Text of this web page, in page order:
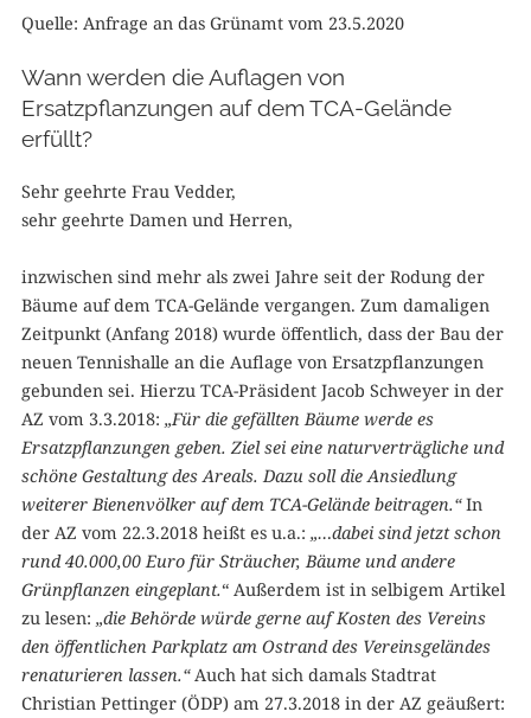
Quelle: Anfrage an das Grünamt vom 23.5.2020
Wann werden die Auflagen von
Ersatzpflanzungen auf dem TCA-Gelände
erfüllt?
Sehr geehrte Frau Vedder,
sehr geehrte Damen und Herren,
inzwischen sind mehr als zwei Jahre seit der Rodung der
Bäume auf dem TCA-Gelände vergangen. Zum damaligen
Zeitpunkt (Anfang 2018) wurde öffentlich, dass der Bau der
neuen Tennishalle an die Auflage von Ersatzpflanzungen
gebunden sei. Hierzu TCA-Präsident Jacob Schweyer in der
AZ vom 3.3.2018: „Für die gefällten Bäume werde es
Ersatzpflanzungen geben. Ziel sei eine naturverträgliche und
schöne Gestaltung des Areals. Dazu soll die Ansiedlung
weiterer Bienenvölker auf dem TCA-Gelände beitragen.“In
der AZ vom 22.3.2018 heißt es u.a.: „…dabei sind jetzt schon
rund 40.000,00 Euro für Sträucher, Bäume und andere
Grünpflanzen eingeplant.“ Außerdem ist in selbigem Artikel
zu lesen: „die Behörde würde gerne auf Kosten des Vereins
den öffentlichen Parkplatz am Ostrand des Vereinsgeländes
renaturieren lassen.“Auch hat sich damals Stadtrat
Christian Pettinger (ÖDP) am 27.3.2018 in der AZ geäußert: